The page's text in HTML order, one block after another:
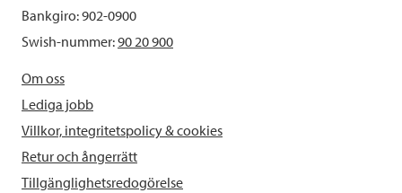
Bankgiro: 902-0900
Swish-nummer:90 20 900
Om oss
Lediga jobb
Villkor, integritetspolicy & cookies
Retur och ångerrätt
Tillgänglighetsredogörelse